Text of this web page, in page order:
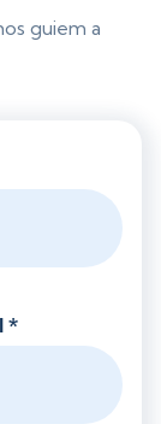
guiem a
*